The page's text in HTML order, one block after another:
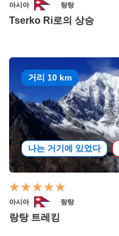
아시아 랑탕
Tserko Ri로의 상승
거리 10 km
나는 거기에 있었다
아시아 랑탕
랑탕 트레킹